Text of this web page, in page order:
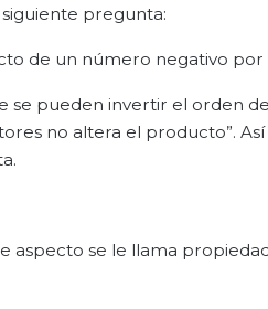
pregunta:
de un número negativo por
se pueden invertir el orden
no altera el producto”.
aspecto se le llama